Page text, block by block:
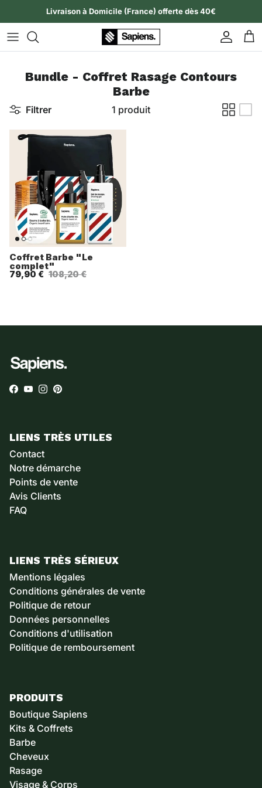
Livraison à Domicile (France) offerte dès 40€
Compte
Bundle - Coffret Rasage Contours
Barbe
Filtrer 1 produit
Coffret Barbe "Le
complet"
79,90 € 108,20 €
Facebook
YouTube
Instagram
Pinterest
LIENS TRÈS UTILES
Contact
Notre démarche
Points de vente
Avis Clients
FAQ
LIENS TRÈS SÉRIEUX
Mentions légales
Conditions générales de vente
Politique de retour
Données personnelles
Conditions d'utilisation
Politique de remboursement
PRODUITS
Boutique Sapiens
Kits & Coffrets
Barbe
Cheveux
Rasage
Visage & Corps